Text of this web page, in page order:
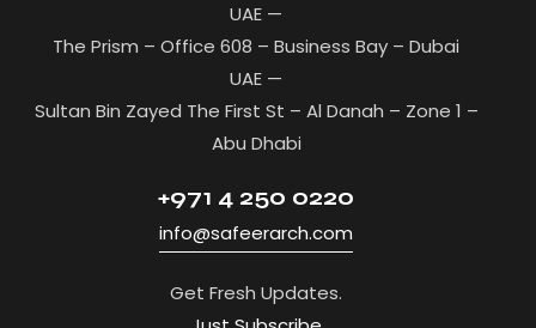
UAE —
The Prism – Office 608 – Business Bay – Dubai
UAE —
Sultan Bin Zayed The First St – Al Danah – Zone 1 –
Abu Dhabi
+971 4 250 0220
info@safeerarch.com
Get Fresh Updates.